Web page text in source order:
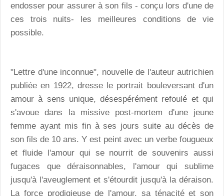
endosser pour assurer à son fils - conçu lors d'une de
ces trois nuits- les meilleures conditions de vie
possible.
"Lettre d'une inconnue", nouvelle de l'auteur autrichien
publiée en 1922, dresse le portrait bouleversant d'un
amour à sens unique, désespérément refoulé et qui
s'avoue dans la missive post-mortem d'une jeune
femme ayant mis fin à ses jours suite au décès de
son fils de 10 ans. Y est peint avec un verbe fougueux
et fluide l'amour qui se nourrit de souvenirs aussi
fugaces que déraisonnables, l'amour qui sublime
jusqu'à l'aveuglement et s'étourdit jusqu'à la déraison.
La force prodigieuse de l'amour, sa ténacité et son